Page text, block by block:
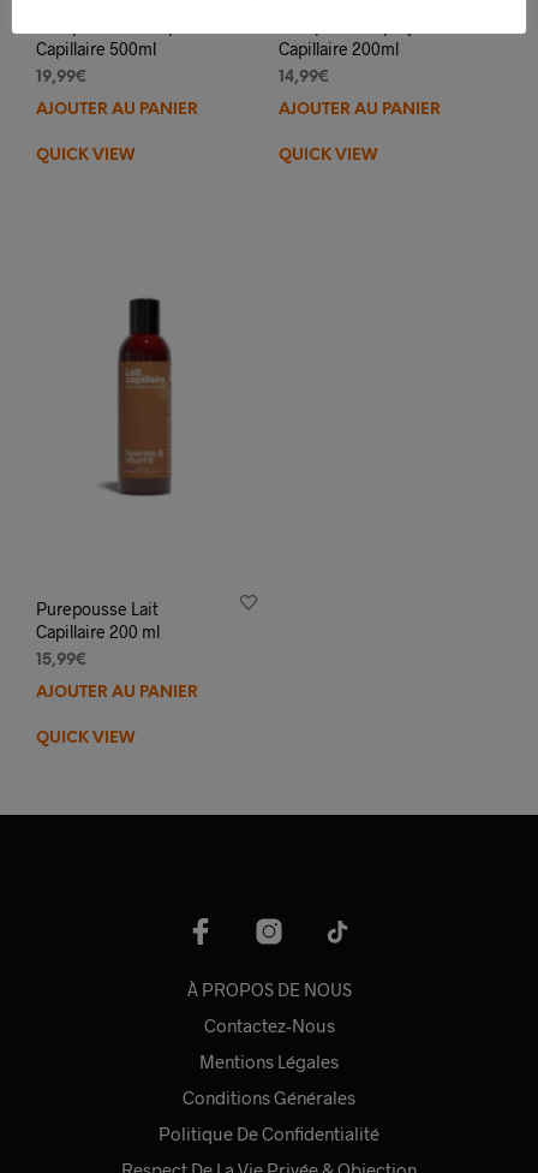
Capillaire 500ml
19,99€
AJOUTER AU PANIER
QUICK VIEW
Capillaire 200ml
14,99€
AJOUTER AU PANIER
QUICK VIEW
Purepousse Lait
Capillaire 200 ml
15,99€
AJOUTER AU PANIER
QUICK VIEW
À PROPOS DE NOUS
Contactez-Nous
Mentions Légales
Conditions Générales
Politique De Confidentialité